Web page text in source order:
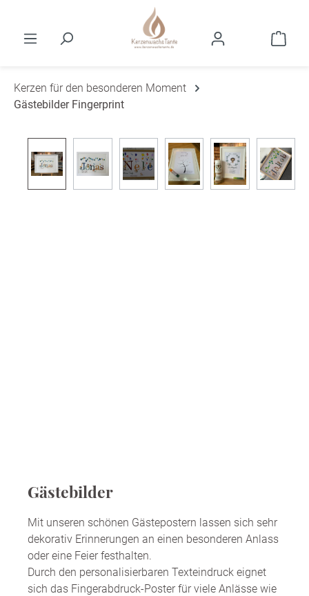
Kerzen für den besonderen Moment
Gästebilder Fingerprint
Bildergalerie überspringen
Gästebilder
Mit unseren schönen Gästepostern lassen sich sehr
dekorativ Erinnerungen an einen besonderen Anlass
oder eine Feier festhalten.
Durch den personalisierbaren Texteindruck eignet
sich das Fingerabdruck-Poster für viele Anlässe wie